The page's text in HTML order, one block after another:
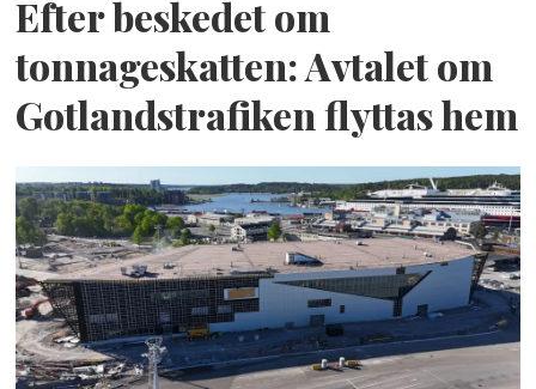
Efter beskedet om
tonnageskatten: Avtalet om
Gotlandstrafiken flyttas hem